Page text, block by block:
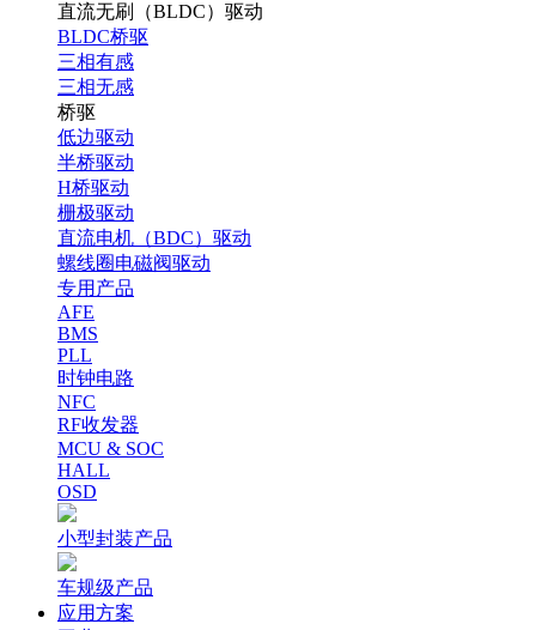
直流无刷（BLDC）驱动
BLDC桥驱
三相有感
三相无感
桥驱
低边驱动
半桥驱动
H桥驱动
栅极驱动
直流电机（BDC）驱动
螺线圈电磁阀驱动
专用产品
AFE
BMS
PLL
时钟电路
NFC
RF收发器
MCU & SOC
HALL
OSD
小型封装产品
车规级产品
应用方案